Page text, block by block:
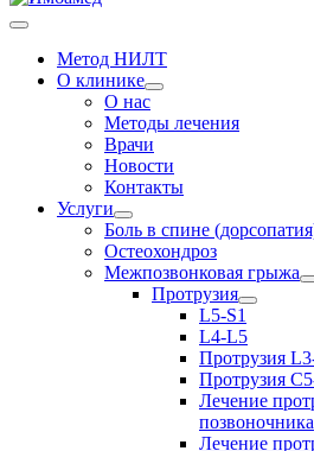
Метод НИЛТ
О клинике
О нас
Методы лечения
Врачи
Новости
Контакты
Услуги
Боль в спине
Остеохондроз
Межпозвонковая грыжа
Протрузия
L5-S1
L4-L5
Протрузия
Протрузия
Лечение
позвоночника
Лечение